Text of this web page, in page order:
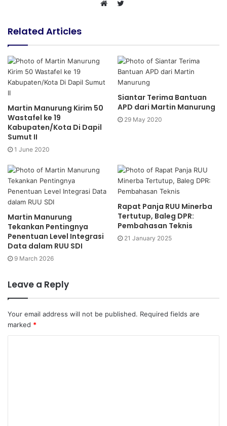
s
t
e
r
Related Articles
Martin Manurung Kirim 50
Wastafel ke 19
Kabupaten/Kota Di Dapil
Sumut II
1 June 2020
Siantar Terima Bantuan
APD dari Martin Manurung
29 May 2020
Martin Manurung
Tekankan Pentingnya
Penentuan Level Integrasi
Data dalam RUU SDI
9 March 2026
Rapat Panja RUU Minerba
Tertutup, Baleg DPR:
Pembahasan Teknis
21 January 2025
Leave a Reply
Your email address will not be published. Required fields are
marked *